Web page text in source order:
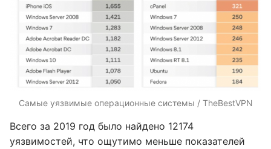
Самые уязвимые операционные системы / TheBestVPN
Всего за 2019 год было найдено 12174
уязвимостей, что ощутимо меньше показателей